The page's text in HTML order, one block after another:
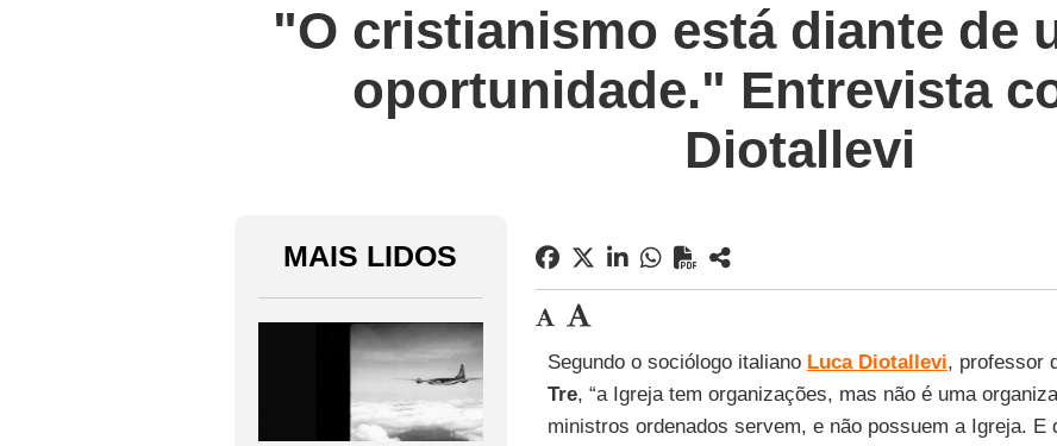
"O cristianismo está diante de
oportunidade." Entrevista
Diotallevi
MAIS LIDOS
Segundo o sociólogo italiano Luca Diotallevi, professor
Tre, “a Igreja tem organizações, mas não é uma
ministros ordenados servem, e não possuem a Igreja. E